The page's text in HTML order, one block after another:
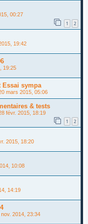
00:27
1 2
19:42
19:25
Essai sympa
mars 2015, 05:06
& tests
févr. 2015, 18:19
1 2
2015, 18:20
10:08
14:19
nov. 2014, 23:34